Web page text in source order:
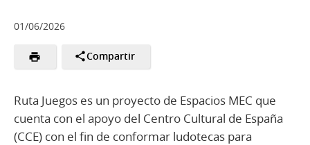
01/06/2026
Compartir
Ruta Juegos es un proyecto de Espacios MEC que
cuenta con el apoyo del Centro Cultural de España
(CCE) con el fin de conformar ludotecas para